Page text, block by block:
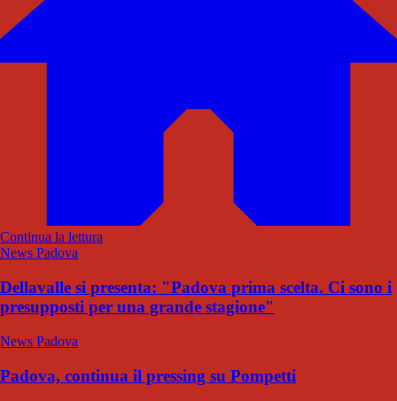
Continua la lettura
News Padova
Dellavalle si presenta: "Padova prima scelta. Ci sono i
presupposti per una grande stagione"
News Padova
Padova, continua il pressing su Pompetti